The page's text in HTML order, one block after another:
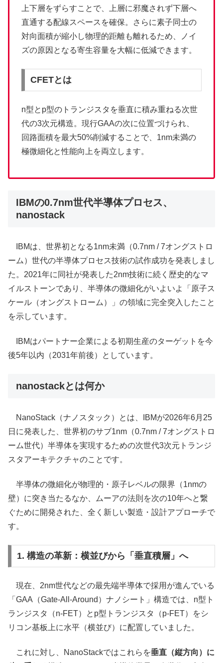
上下層をずらすことで、上層に邪魔されず下層へ
直通する配線スペースを確保。さらに素子同士の
対向面積が縮小し物理的距離も離れるため、ノイ
ズの原因となる寄生容量を大幅に低減できます。
CFETとは
n型とp型のトランジスタを垂直に積み重ねる次世
代の3次元構造。現行GAAの次に位置づけられ、
回路面積を最大50%削減することで、1nm未満の
極微細化と性能向上を両立します。
IBMの0.7nm世代半導体プロセス、
nanostack
IBMは、世界初となる1nm未満（0.7nm / 7オングストロ
ーム）世代の半導体プロセス技術の試作成功を発表しまし
た。2021年に同社が発表した2nm技術に続く歴史的なマ
イルストーンであり、半導体の微細化がいよいよ「原子ス
ケール（オングストローム）」の領域に完全突入したこと
を示しています。
IBMはパートナー企業による初期生産のターゲットを今
後5年以内（2031年前後）としています。
nanostackとは何か
NanoStack（ナノスタック）とは、IBMが2026年6月25
日に発表した、世界初のサブ1nm（0.7nm / 7オングストロ
ーム世代）半導体を実現するための次世代3次元トランジ
スタアーキテクチャのことです。
半導体の微細化が物理的・原子レベルの限界（1nmの
壁）に突き当たるなか、ムーアの法則を次の10年へと繋
ぐために開発された、全く新しい製造・設計アプローチで
す。
1. 構造の革新：横並びから「垂直積層」へ
現在、2nm世代などの最先端半導体で採用が進んでいる
「GAA（Gate-All-Around）ナノシート」構造では、n型ト
ランジスタ（n-FET）とp型トランジスタ（p-FET）をシ
リコン基板上に水平（横並び）に配置していました。
これに対し、NanoStackではこれらを垂直（縦方向）に